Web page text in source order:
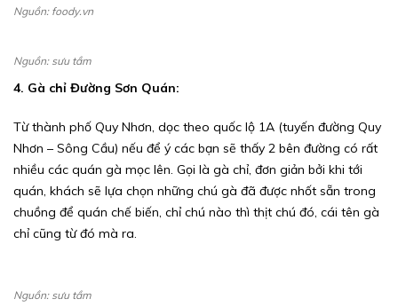
Nguồn: foody.vn
Nguồn: sưu tầm
4. Gà chỉ Đường Sơn Quán:
Từ thành phố Quy Nhơn, dọc theo quốc lộ 1A (tuyến đường Quy
Nhơn – Sông Cầu) nếu để ý các bạn sẽ thấy 2 bên đường có rất
nhiều các quán gà mọc lên. Gọi là gà chỉ, đơn giản bởi khi tới
quán, khách sẽ lựa chọn những chú gà đã được nhốt sẵn trong
chuồng để quán chế biến, chỉ chú nào thì thịt chú đó, cái tên gà
chỉ cũng từ đó mà ra.
Nguồn: sưu tầm